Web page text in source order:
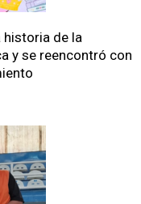
historia de la
y se reencontró con